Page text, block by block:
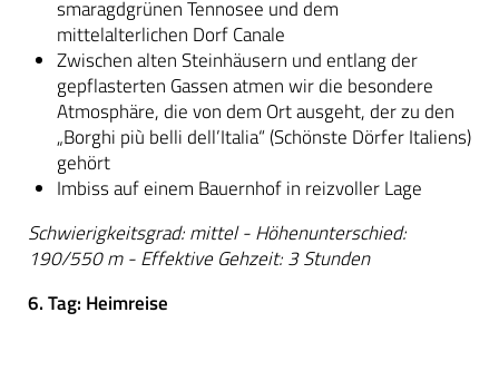
smaragdgrünen Tennosee und dem
mittelalterlichen Dorf Canale
Zwischen alten Steinhäusern und entlang der
gepflasterten Gassen atmen wir die besondere
Atmosphäre, die von dem Ort ausgeht, der zu den
„Borghi più belli dell’Italia“ (Schönste Dörfer Italiens)
gehört
Imbiss auf einem Bauernhof in reizvoller Lage
Schwierigkeitsgrad: mittel - Höhenunterschied:
190/550 m - Effektive Gehzeit: 3 Stunden
6. Tag: Heimreise